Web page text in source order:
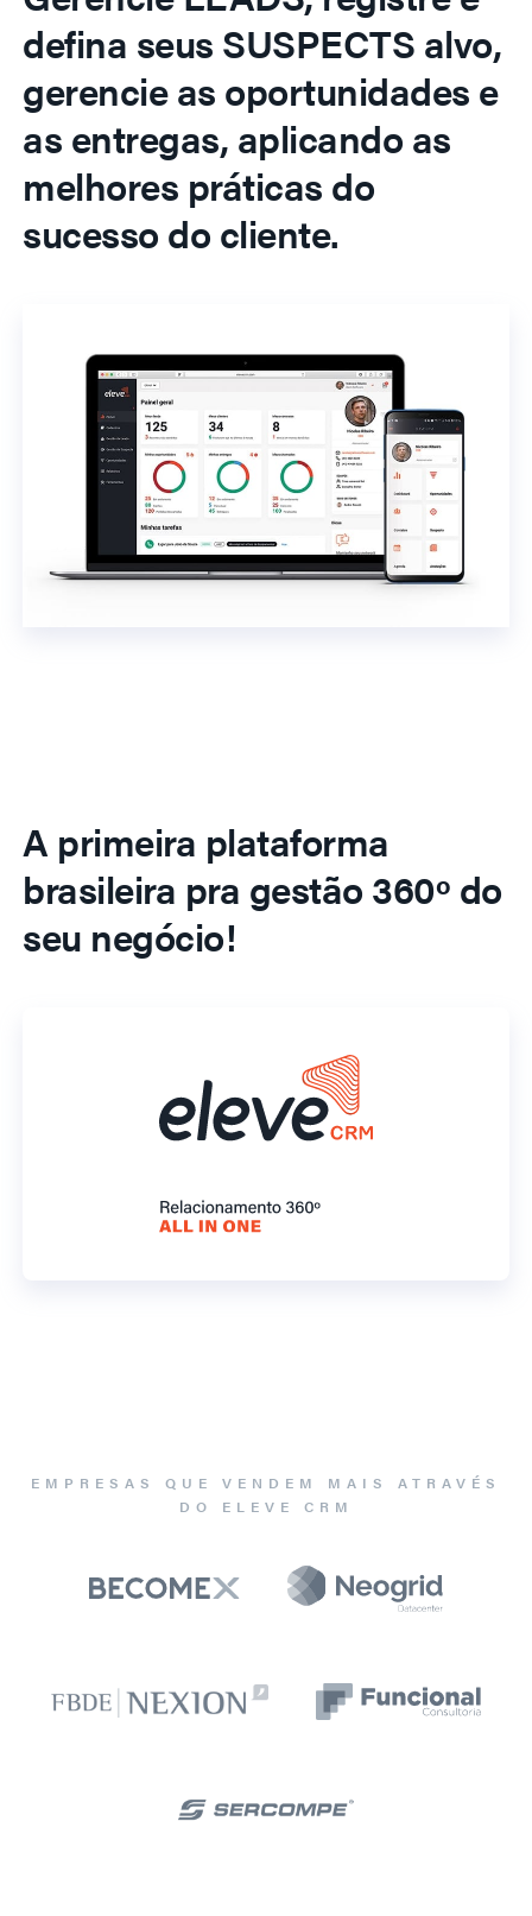
defina seus SUSPECTS alvo,
gerencie as oportunidades e
as entregas, aplicando as
melhores práticas do
sucesso do cliente.
A primeira plataforma
brasileira pra gestão 360º do
seu negócio!
EMPRESAS QUE VENDEM MAIS ATRAVÉS
DO ELEVE CRM